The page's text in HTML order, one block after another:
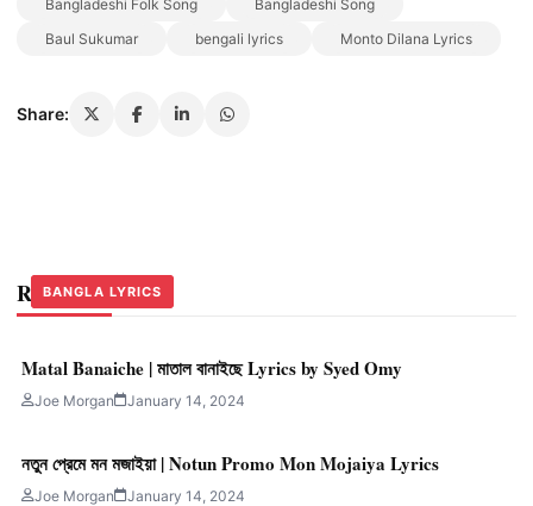
Bangladeshi Folk Song
Bangladeshi Song
Baul Sukumar
bengali lyrics Monto Dilana Lyrics
Share:
Related Stories
BANGLA LYRICS
Matal Banaiche | মাতাল বানাইছে Lyrics by Syed Omy
Joe Morgan January 14, 2024
BANGLA LYRICS
নতুন প্রেমে মন মজাইয়া | Notun Promo Mon Mojaiya Lyrics
Joe Morgan January 14, 2024
BANGLA LYRICS